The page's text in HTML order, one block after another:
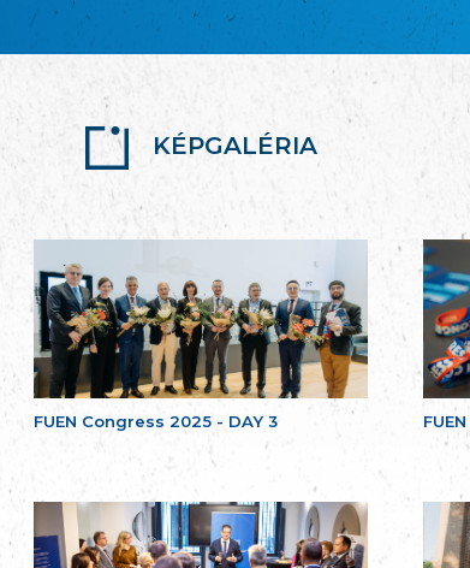
KÉPGALÉRIA
FUEN Congress 2025 - DAY 3